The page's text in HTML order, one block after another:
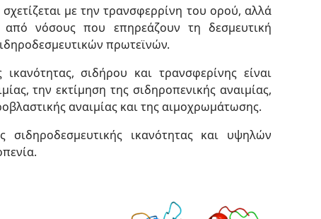
με την τρανσφερρίνη του ορού, αλλά
από νόσους που επηρεάζουν τη δεσμευτική
πρωτεϊνών.
σιδήρου και τρανσφερίνης είναι
την εκτίμηση της σιδηροπενικής αναιμίας,
αναιμίας και της αιμοχρωμάτωσης.
ικανότητας και υψηλών